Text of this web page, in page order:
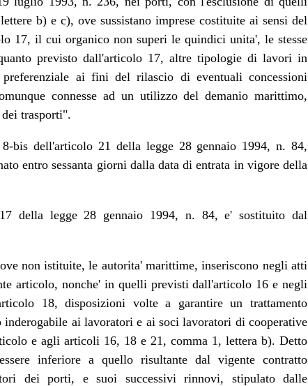
b) e c), ove sussistano imprese costituite ai sensi del
17, il cui organico non superi le quindici unita', le stesse
previsto dall'articolo 17, altre tipologie di lavori in
ai fini del rilascio di eventuali concessioni
connesse ad un utilizzo del demanio marittimo,
trasporti".
bis dell'articolo 21 della legge 28 gennaio 1994, n. 84,
entro sessanta giorni dalla data di entrata in vigore della
della legge 28 gennaio 1994, n. 84, e' sostituito dal
non istituite, le autorita' marittime, inseriscono negli atti
articolo, nonche' in quelli previsti dall'articolo 16 e negli
18, disposizioni volte a garantire un trattamento
ai lavoratori e ai soci lavoratori di cooperative
e agli articoli 16, 18 e 21, comma 1, lettera b). Detto
inferiore a quello risultante dal vigente contratto
dei porti, e suoi successivi rinnovi, stipulato dalle